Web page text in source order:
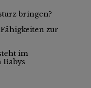
bringen?
zur
im